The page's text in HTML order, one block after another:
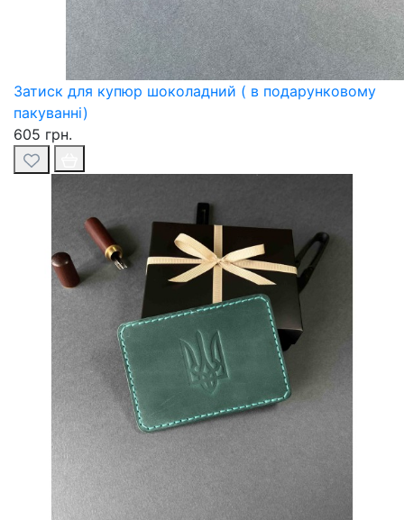
Затиск для купюр шоколадний ( в подарунковому
пакуванні)
605 грн.